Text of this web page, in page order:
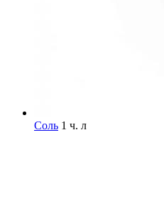
Соль 1 ч. л